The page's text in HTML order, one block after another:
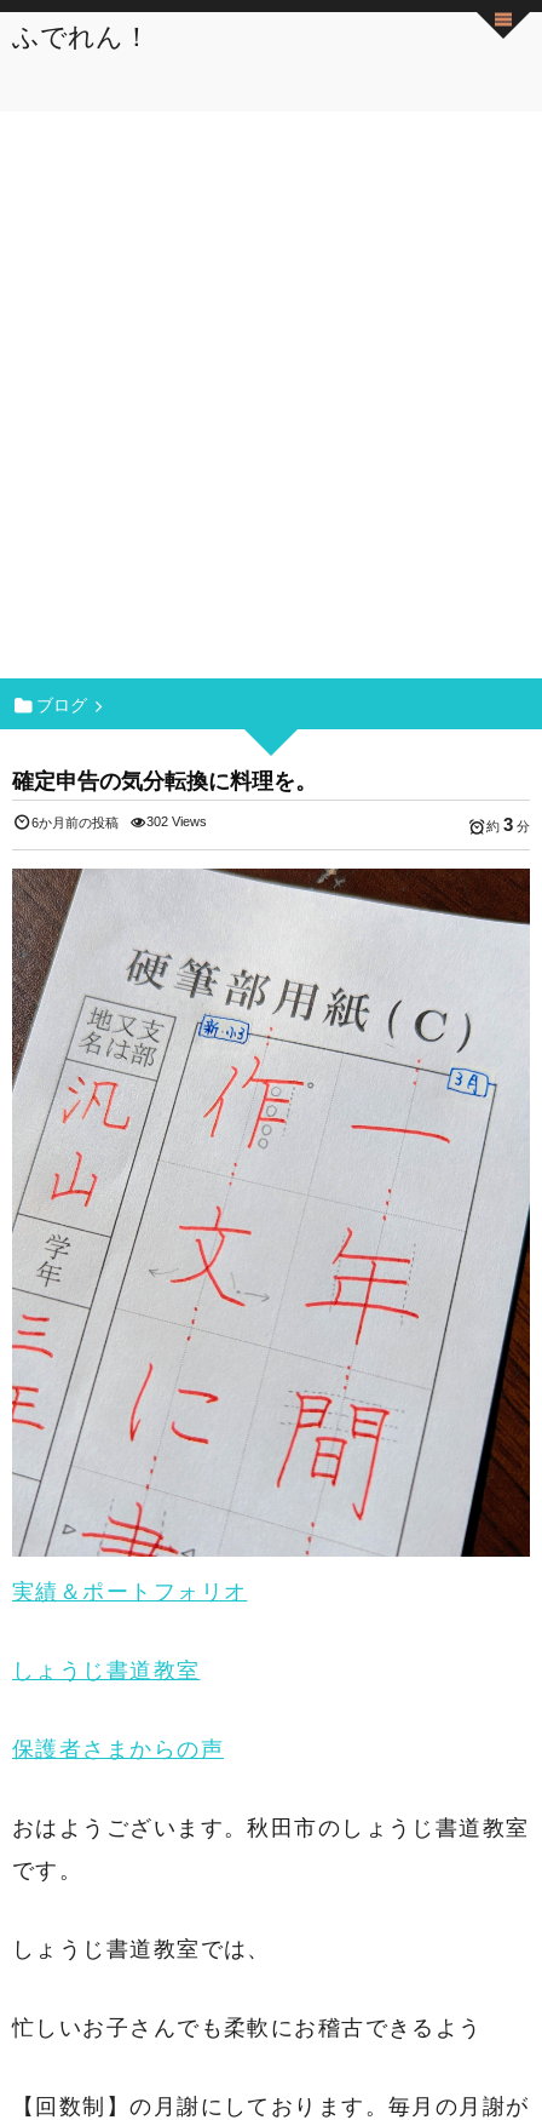
ふでれん！
ブログ
確定申告の気分転換に料理を。
6か月前の投稿 302 Views 約 3 分
実績＆ポートフォリオ
しょうじ書道教室
保護者さまからの声
おはようございます。秋田市のしょうじ書道教室
です。
しょうじ書道教室では、
忙しいお子さんでも柔軟にお稽古できるよう
【回数制】の月謝にしております。毎月の月謝が